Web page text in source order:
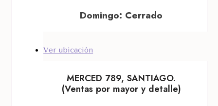
Domingo: Cerrado
Ver ubicación
MERCED 789, SANTIAGO.
(Ventas por mayor y detalle)